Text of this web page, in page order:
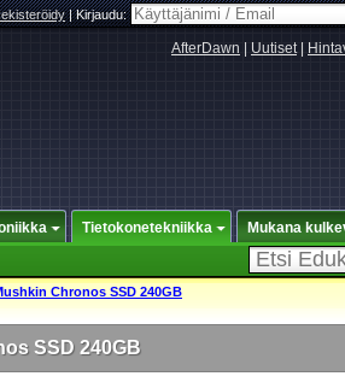
|Kirjaudu:
AfterDawn Uutiset|
Tietokonetekniikka Mukana
Chronos SSD 240GB
SSD 240GB